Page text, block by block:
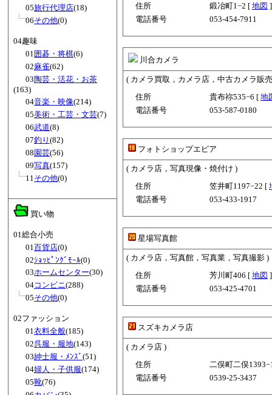
05旅行代理店(18)
06その他(0)
04趣味
01 囲碁・将棋(6)
02麻雀(62)
03陶芸・活花・お茶
(163)
04音楽・映像(214)
05美術・工芸・文芸(7)
06武道(8)
07釣り (82)
08園芸(56)
09写真(157)
11 その他(0)
買い物
01総合小売
01 百貨店(0)
02ｼｮｯﾋﾟﾝｸﾞﾓｰﾙ(0)
03ホームセンター(30)
04コンビニ (288)
05その他(0)
02ファッション
01 衣料全般(185)
02呉服・服地(143)
03紳士服・ﾒﾝｽﾞ (51)
04婦人・子供服(174)
05靴(76)
住所
鍛冶町1−2 [ 地図 ]
電話番号
053-454-7911
川合カメラ
( カメラ買取，カメラ店，中古カメラ販
住所
貴布祢535−6 [ 地
電話番号
053-587-0180
フォトショップエピア
( カメラ店，写真現像・焼付け )
住所
笠井町1197−22 [
電話番号
053-433-1917
星場写真館
( カメラ店，写真館，写真業，写真撮影 )
住所
芳川町406 [ 地図 ]
電話番号
053-425-4701
スズキカメラ店
( カメラ店 )
住所
二俣町二俣
電話番号
0539-25-3437